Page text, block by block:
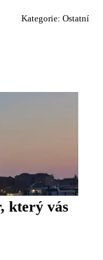
Kategorie: Ostatní
který vás